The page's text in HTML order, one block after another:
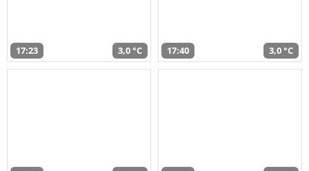
17:23 3,0 °C 17:40 3,0 °C